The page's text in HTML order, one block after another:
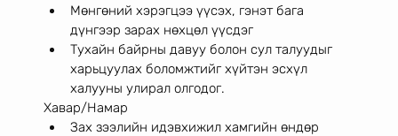
Мөнгөний хэрэгцээ үүсэх, гэнэт бага
дүнгээр зарах нөхцөл үүсдэг
Тухайн байрны давуу болон сул талуудыг
харьцуулах боломжтийг хүйтэн эсхүл
халууны улирал олгодог.
Хавар/Намар
Зах зээлийн идэвхижил хамгийн өндөр